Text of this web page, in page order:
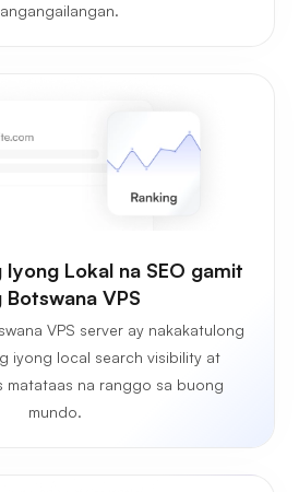
Iyong Lokal na SEO gamit
Botswana VPS
VPS server ay nakakatulong
iyong local search visibility at
matataas na ranggo sa buong
mundo.